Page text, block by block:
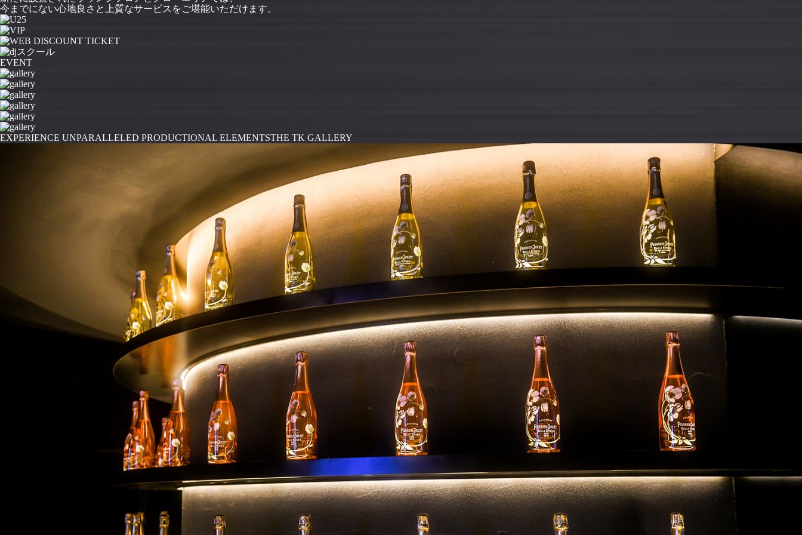
今までにない心地良さと上質なサービスをご堪能いただけます。
EVENT
EXPERIENCE UNPARALLELED PRODUCTIONAL ELEMENTSTHE TK GALLERY